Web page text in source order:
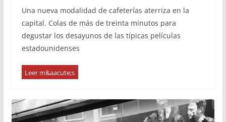
Una nueva modalidad de cafeterías aterriza en la
capital. Colas de más de treinta minutos para
degustar los desayunos de las típicas películas
estadounidenses